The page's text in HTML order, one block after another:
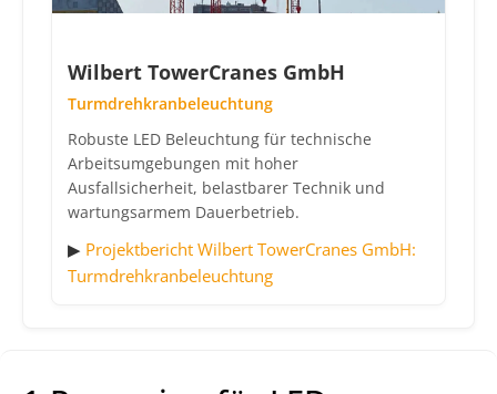
Wilbert TowerCranes GmbH
Turmdrehkranbeleuchtung
Robuste LED Beleuchtung für technische
Arbeitsumgebungen mit hoher
Ausfallsicherheit, belastbarer Technik und
wartungsarmem Dauerbetrieb.
▶ Projektbericht Wilbert TowerCranes GmbH:
Turmdrehkranbeleuchtung